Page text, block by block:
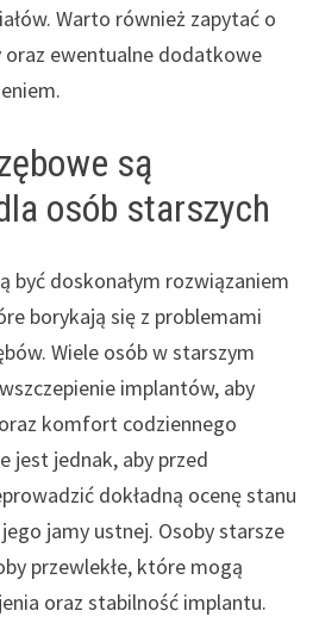
Warto również zapytać o
oraz ewentualne dodatkowe
są
osób starszych
być doskonałym rozwiązaniem
borykają się z problemami
Wiele osób w starszym
implantów, aby
komfort codziennego
jest jednak, aby przed
dokładną ocenę stanu
jamy ustnej. Osoby starsze
przewlekłe, które mogą
oraz stabilność implantu.